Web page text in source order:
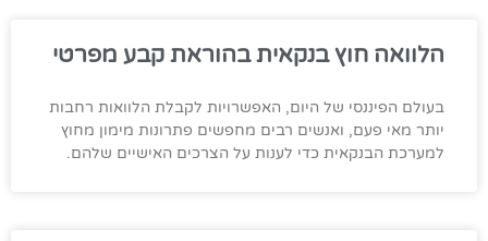
הלוואה חוץ בנקאית בהוראת קבע מפרטי
בעולם הפיננסי של היום, האפשרויות לקבלת הלוואות רחבות
יותר מאי פעם, ואנשים רבים מחפשים פתרונות מימון מחוץ
למערכת הבנקאית כדי לענות על הצרכים האישיים שלהם.